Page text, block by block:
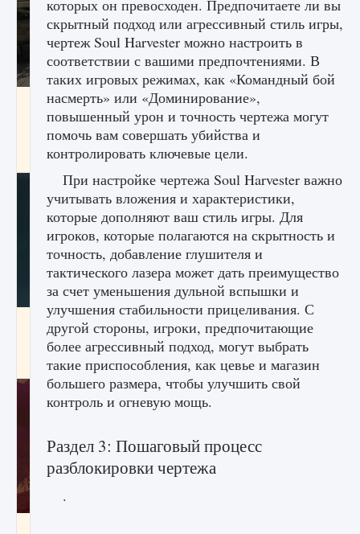
Как исправить текстовую ошибку
пользовательского интерфейса Delta
Force Hawk Ops
9 августа 2024 1 945 0
Как проверить статус сервера Delta Force
Hawk Ops
9 августа 2024 1 286 0 0
которых он превосходен. Предпочитаете ли вы
скрытный подход или агрессивный стиль игры,
чертеж Soul Harvester можно настроить в
соответствии с вашими предпочтениями. В
таких игровых режимах, как «Командный бой
насмерть» или «Доминирование»,
повышенный урон и точность чертежа могут
помочь вам совершать убийства и
контролировать ключевые цели.
При настройке чертежа Soul Harvester важно
учитывать вложения и характеристики,
которые дополняют ваш стиль игры. Для
игроков, которые полагаются на скрытность и
точность, добавление глушителя и
тактического лазера может дать преимущество
за счет уменьшения дульной вспышки и
улучшения стабильности прицеливания. С
другой стороны, игроки, предпочитающие
более агрессивный подход, могут выбрать
такие приспособления, как цевье и магазин
большего размера, чтобы улучшить свой
контроль и огневую мощь.
Раздел 3: Пошаговый процесс
разблокировки чертежа
.